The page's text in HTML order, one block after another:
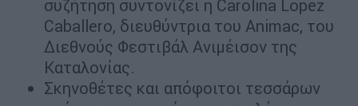
συζήτηση συντονίζει η Carolina Lopez
Caballero, διευθύντρια του Animac, του
Διεθνούς Φεστιβάλ Ανιμέισον της
Καταλονίας.
Σκηνοθέτες και απόφοιτοι τεσσάρων